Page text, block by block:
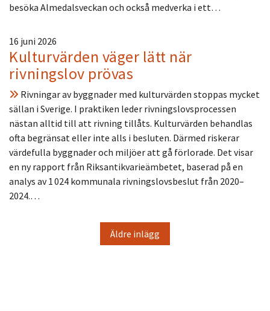
besöka Almedalsveckan och också medverka i ett…
16 juni 2026
Kulturvärden väger lätt när
rivningslov prövas
Rivningar av byggnader med kulturvärden stoppas mycket
sällan i Sverige. I praktiken leder rivningslovsprocessen
nästan alltid till att rivning tillåts. Kulturvärden behandlas
ofta begränsat eller inte alls i besluten. Därmed riskerar
värdefulla byggnader och miljöer att gå förlorade. Det visar
en ny rapport från Riksantikvarieämbetet, baserad på en
analys av 1 024 kommunala rivningslovsbeslut från 2020–
2024.…
Äldre inlägg